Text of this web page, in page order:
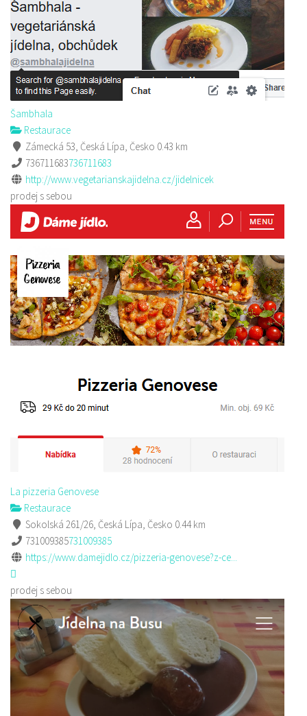
Šambhala
Restaurace
Zámecká 53, Česká Lípa, Česko 0.43 km
736711683736711683
http://www.vegetarianskajidelna.cz/jidelnicek
prodej s sebou
La pizzeria Genovese
Restaurace
Sokolská 261/26, Česká Lípa, Česko 0.44 km
731009385731009385
https://www.damejidlo.cz/pizzeria-genovese?z-ce...
prodej s sebou